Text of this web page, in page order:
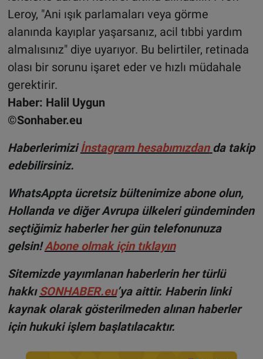
Leroy, "Ani ışık parlamaları veya görme
alanında kayıplar yaşarsanız, acil tıbbi yardım
almalısınız" diye uyarıyor. Bu belirtiler, retinada
olası bir sorunu işaret eder ve hızlı müdahale
gerektirir.
Haber: Halil Uygun
©Sonhaber.eu
Haberlerimiziİnstagram hesabımızdan da takip
edebilirsiniz.
WhatsAppta ücretsiz bültenimize abone olun,
Hollanda ve diğer Avrupa ülkeleri gündeminden
seçtiğimiz haberler her gün telefonunuza
gelsin!Abone olmak için tıklayın
Sitemizde yayımlanan haberlerin her türlü
hakkıSONHABER.eu’ya aittir. Haberin linki
kaynak olarak gösterilmeden alınan haberler
için hukuki işlem başlatılacaktır.